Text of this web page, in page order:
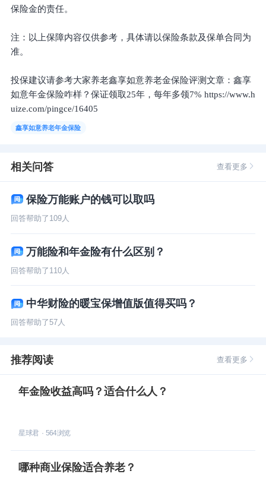
保险金的责任。
注：以上保障内容仅供参考，具体请以保险条款及保单合同为
准。
投保建议请参考大家养老鑫享如意养老金保险评测文章：鑫享
如意年金保险咋样？保证领取25年，每年多领7% https://www.h
uize.com/pingce/16405
鑫享如意养老年金保险
相关问答 查看更多
保险万能账户的钱可以取吗
回答帮助了 109人
万能险和年金险有什么区别？
回答帮助了 110人
中华财险的暖宝保增值版值得买吗？
回答帮助了57人
推荐阅读 查看更多
年金险收益高吗？适合什么人？
星球君 · 564浏览
哪种商业保险适合养老？